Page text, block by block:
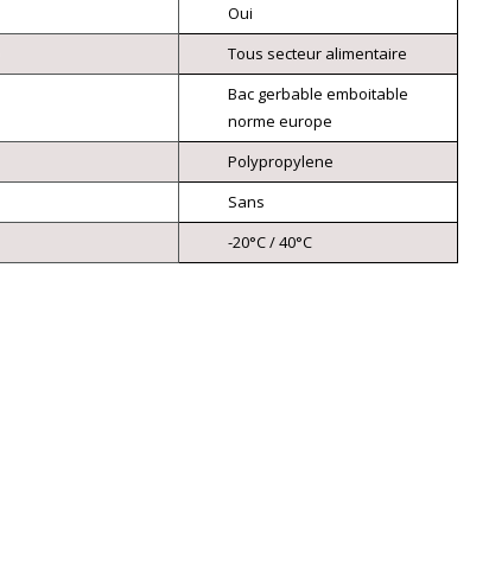
Oui
Tous secteur alimentaire
Bac gerbable emboitable
norme europe
Polypropylene
Sans
-20°C / 40°C